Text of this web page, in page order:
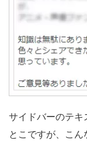
サイドバーのテキ
とこですが、こん